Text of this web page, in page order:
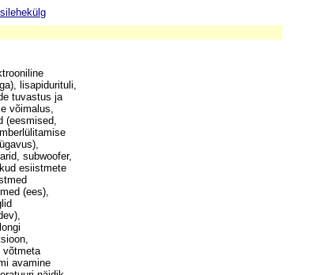
lisapidurituli,
tuvastus ja
võimalus,
(eesmised,
subwoofer,
esiistmete
(ees),
võtmeta
avamine